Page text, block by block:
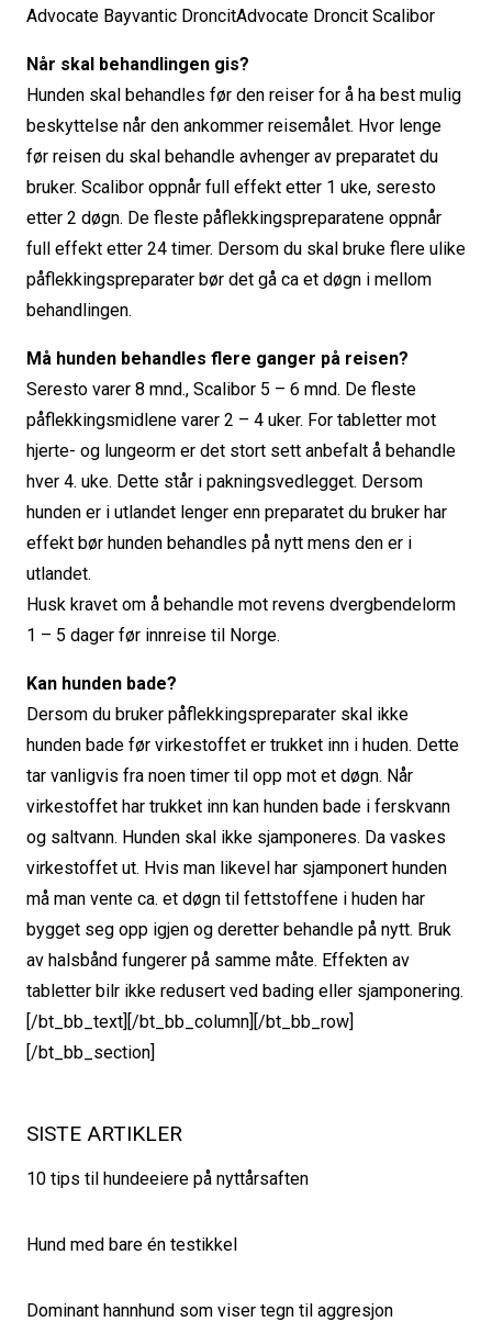
Advocate Bayvantic DroncitAdvocate Droncit Scalibor
Når skal behandlingen gis?
Hunden skal behandles før den reiser for å ha best mulig
beskyttelse når den ankommer reisemålet. Hvor lenge
før reisen du skal behandle avhenger av preparatet du
bruker. Scalibor oppnår full effekt etter 1 uke, seresto
etter 2 døgn. De fleste påflekkingspreparatene oppnår
full effekt etter 24 timer. Dersom du skal bruke flere ulike
påflekkingspreparater bør det gå ca et døgn i mellom
behandlingen.
Må hunden behandles flere ganger på reisen?
Seresto varer 8 mnd., Scalibor 5 – 6 mnd. De fleste
påflekkingsmidlene varer 2 – 4 uker. For tabletter mot
hjerte- og lungeorm er det stort sett anbefalt å behandle
hver 4. uke. Dette står i pakningsvedlegget. Dersom
hunden er i utlandet lenger enn preparatet du bruker har
effekt bør hunden behandles på nytt mens den er i
utlandet.
Husk kravet om å behandle mot revens dvergbendelorm
1 – 5 dager før innreise til Norge.
Kan hunden bade?
Dersom du bruker påflekkingspreparater skal ikke
hunden bade før virkestoffet er trukket inn i huden. Dette
tar vanligvis fra noen timer til opp mot et døgn. Når
virkestoffet har trukket inn kan hunden bade i ferskvann
og saltvann. Hunden skal ikke sjamponeres. Da vaskes
virkestoffet ut. Hvis man likevel har sjamponert hunden
må man vente ca. et døgn til fettstoffene i huden har
bygget seg opp igjen og deretter behandle på nytt. Bruk
av halsbånd fungerer på samme måte. Effekten av
tabletter bilr ikke redusert ved bading eller sjamponering.
[/bt_bb_text][/bt_bb_column][/bt_bb_row]
[/bt_bb_section]
SISTE ARTIKLER
10 tips til hundeeiere på nyttårsaften
Hund med bare én testikkel
Dominant hannhund som viser tegn til aggresjon